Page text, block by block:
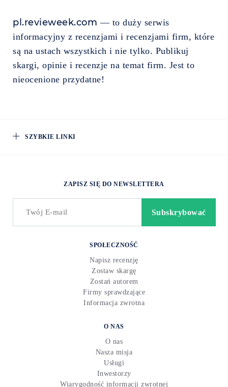
pl.revieweek.com — to duży serwis
informacyjny z recenzjami i recenzjami firm, które
są na ustach wszystkich i nie tylko. Publikuj
skargi, opinie i recenzje na temat firm. Jest to
nieocenione przydatne!
SZYBKIE LINKI
SPOŁECZNOŚĆ
Napisz recenzję
Zostaw skargę
Zostań autorem
Firmy sprawdzające
Informacja zwrotna
O NAS
O nas
Nasza misja
Usługi
Inwestorzy
Wiarygodność informacji zwrotnej
ZAPISZ SIĘ DO NEWSLETTERA